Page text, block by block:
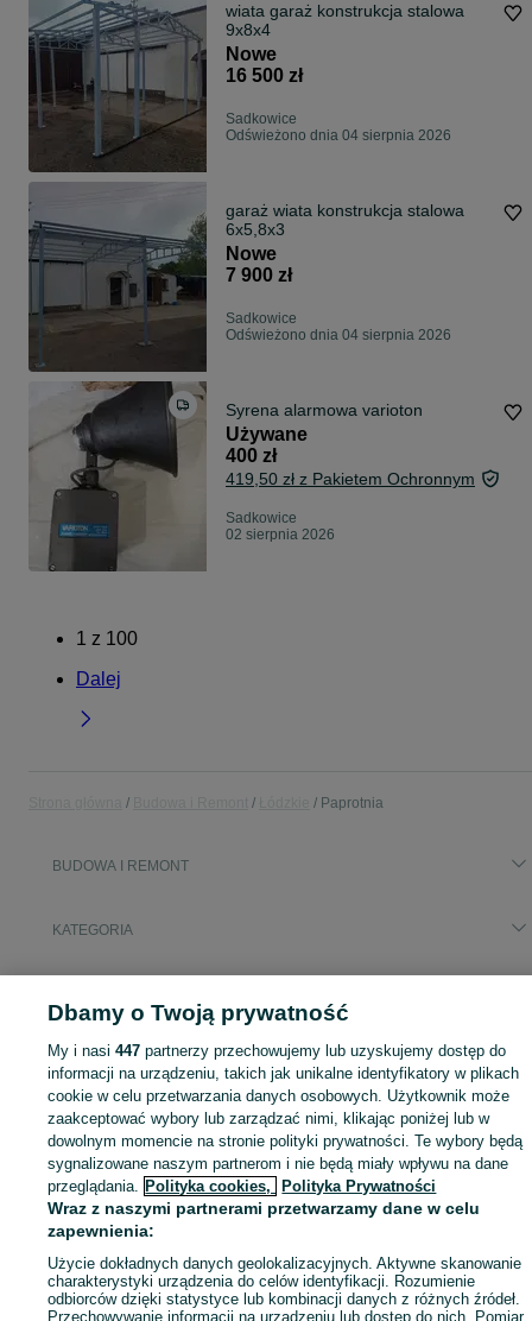
wiata garaż konstrukcja stalowa
9x8x4
Nowe
16 500 zł
Sadkowice
Odświeżono dnia 04 sierpnia 2026
garaż wiata konstrukcja stalowa
6x5,8x3
Nowe
7 900 zł
Sadkowice
Odświeżono dnia 04 sierpnia 2026
Syrena alarmowa varioton
Używane
400 zł
419,50 zł z Pakietem Ochronnym
Sadkowice
02 sierpnia 2026
1 z 100
Dalej
Paprotnia
BUDOWA I REMONT
KATEGORIA
Mapa kategorii
Mapa miejscowości
Mapa ministron
Popularne wyszukiwania
Dbamy o Twoją prywatność
My i nasi447 partnerzy przechowujemy lub uzyskujemy dostęp do
informacji na urządzeniu, takich jak unikalne identyfikatory w plikach
cookie w celu przetwarzania danych osobowych. Użytkownik może
zaakceptować wybory lub zarządzać nimi, klikając poniżej lub w
dowolnym momencie na stronie polityki prywatności. Te wybory będą
sygnalizowane naszym partnerom i nie będą miały wpływu na dane
przeglądania. Polityka cookies, Polityka Prywatności
Wraz z naszymi partnerami przetwarzamy dane w celu
zapewnienia:
Użycie dokładnych danych geolokalizacyjnych. Aktywne skanowanie
charakterystyki urządzenia do celów identyfikacji. Rozumienie
odbiorców dzięki statystyce lub kombinacji danych z różnych źródeł.
Przechowywanie informacji na urządzeniu lub dostęp do nich. Pomiar